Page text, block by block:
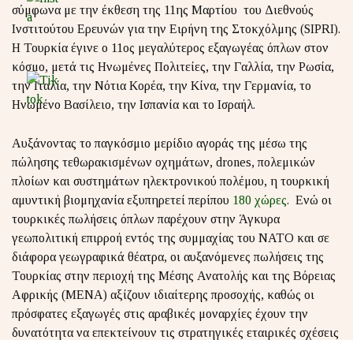
σύμφωνα με την έκθεση της 11ης Μαρτίου του Διεθνούς
Ινστιτούτου Ερευνών για την Ειρήνη της Στοκχόλμης (SIPRI).
Η Τουρκία έγινε ο 11ος μεγαλύτερος εξαγωγέας όπλων στον
κόσμο, μετά τις Ηνωμένες Πολιτείες, την Γαλλία, την Ρωσία,
την Ιταλία, την Νότια Κορέα, την Κίνα, την Γερμανία, το
Ηνωμένο Βασίλειο, την Ισπανία και το Ισραήλ.
Αυξάνοντας το παγκόσμιο μερίδιο αγοράς της μέσω της
πώλησης τεθωρακισμένων οχημάτων, drones, πολεμικών
πλοίων και συστημάτων ηλεκτρονικού πολέμου, η τουρκική
αμυντική βιομηχανία εξυπηρετεί περίπου 180 χώρες. Ενώ οι
τουρκικές πωλήσεις όπλων παρέχουν στην Άγκυρα
γεωπολιτική επιρροή εντός της συμμαχίας του ΝΑΤΟ και σε
διάφορα γεωγραφικά θέατρα, οι αυξανόμενες πωλήσεις της
Τουρκίας στην περιοχή της Μέσης Ανατολής και της Βόρειας
Αφρικής (MENA) αξίζουν ιδιαίτερης προσοχής, καθώς οι
πρόσφατες εξαγωγές στις αραβικές μοναρχίες έχουν την
δυνατότητα να επεκτείνουν τις στρατηγικές εταιρικές σχέσεις